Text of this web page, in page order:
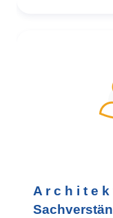
A r c h i t e k